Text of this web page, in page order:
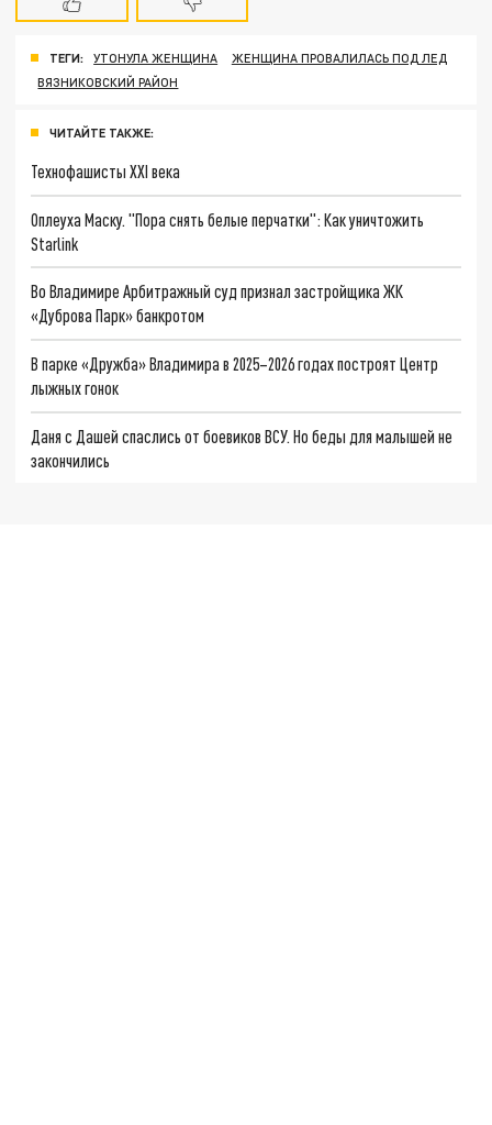
ТЕГИ: УТОНУЛА ЖЕНЩИНА
ЖЕНЩИНА ПРОВАЛИЛАСЬ ПОД ЛЕД
ВЯЗНИКОВСКИЙ РАЙОН
ЧИТАЙТЕ ТАКЖЕ:
Технофашисты XXI века
Оплеуха Маску. "Пора снять белые перчатки": Как уничтожить
Starlink
Во Владимире Арбитражный суд признал застройщика ЖК
«Дуброва Парк» банкротом
В парке «Дружба» Владимира в 2025–2026 годах построят Центр
лыжных гонок
Даня с Дашей спаслись от боевиков ВСУ. Но беды для малышей не
закончились